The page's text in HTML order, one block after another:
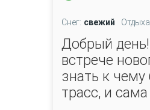
Снег: свежий
Добрый
встрече
знать к
трасс, и